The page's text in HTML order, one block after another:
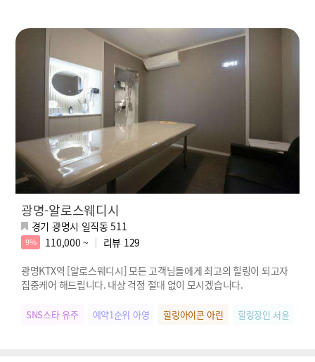
광명-알로스웨디시
경기 광명시 일직동 511
9% 110,000 ~ 리뷰 129
광명KTX역 [알로스웨디시] 모든 고객님들에게 최고의 힐링이 되고자
집중케어 해드립니다. 내상 걱정 절대 없이 모시겠습니다.
SNS스타 유주 예약1순위 아영 힐링아이콘 아린 힐링장인 서윤